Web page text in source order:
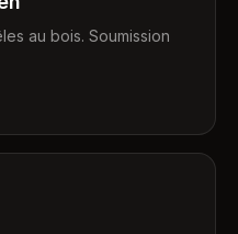
au bois. Soumission